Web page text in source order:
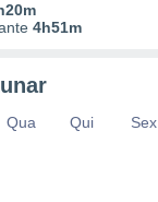
4h51m
Qua Qui Sex